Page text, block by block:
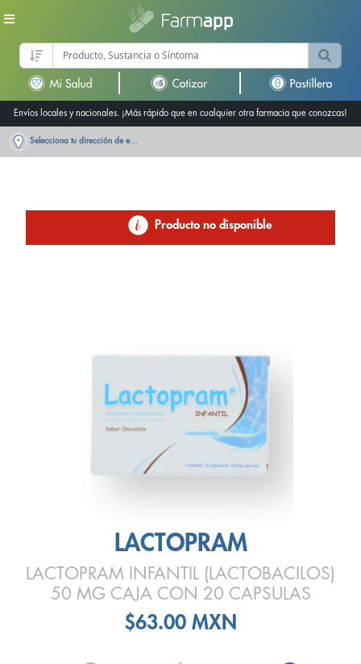
Envíos locales y nacionales. ¡Más rápido que en cualquier otra farmacia que conozcas!
Selecciona tu dirección de entrega
Producto no disponible
LACTOPRAM
LACTOPRAM INFANTIL (LACTOBACILOS)
50 MG CAJA CON 20 CAPSULAS
$63.00 MXN